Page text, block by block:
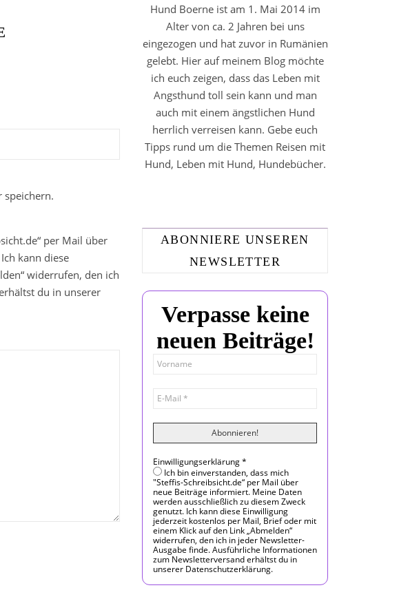
speichern.
per Mail über
kann diese
widerrufen, den ich
du in unserer
Hund Boerne ist am 1. Mai 2014 im
Alter von ca. 2 Jahren bei uns
eingezogen und hat zuvor in Rumänien
gelebt. Hier auf meinem Blog möchte
ich euch zeigen, dass das Leben mit
Angsthund toll sein kann und man
auch mit einem ängstlichen Hund
herrlich verreisen kann. Gebe euch
Tipps rund um die Themen Reisen mit
Hund, Leben mit Hund, Hundebücher.
ABONNIERE UNSEREN
NEWSLETTER
Verpasse keine
neuen Beiträge!
Einwilligungserklärung*
Ich bin einverstanden, dass mich
"Steffis-Schreibsicht.de“ per Mail über
neue Beiträge informiert. Meine Daten
werden ausschließlich zu diesem Zweck
genutzt. Ich kann diese Einwilligung
jederzeit kostenlos per Mail, Brief oder mit
einem Klick auf den Link „Abmelden“
widerrufen, den ich in jeder Newsletter-
Ausgabe finde. Ausführliche Informationen
zum Newsletterversand erhältst du in
unserer Datenschutzerklärung.